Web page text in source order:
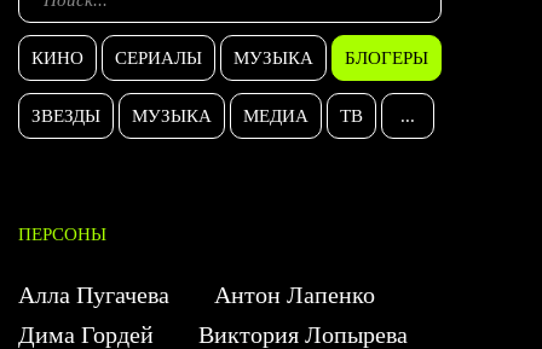
КИНО СЕРИАЛЫ МУЗЫКА БЛОГЕРЫ
ЗВЕЗДЫ МУЗЫКА МЕДИА ТВ ...
ПЕРСОНЫ
Алла Пугачева
Антон Лапенко
Дима Гордей
Виктория Лопырева